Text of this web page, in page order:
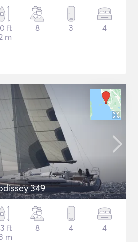
ft
m
8 3 4
349
ft
m
8 4 4